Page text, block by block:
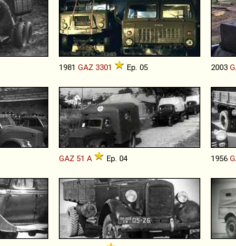
1981 GAZ 3301 Ep. 05 2003
GAZ 51 A Ep. 04 1956